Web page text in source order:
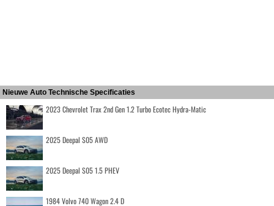
Nieuwe Auto Technische Specificaties
2023 Chevrolet Trax 2nd Gen 1.2 Turbo Ecotec Hydra-Matic
2025 Deepal S05 AWD
2025 Deepal S05 1.5 PHEV
1984 Volvo 740 Wagon 2.4 D